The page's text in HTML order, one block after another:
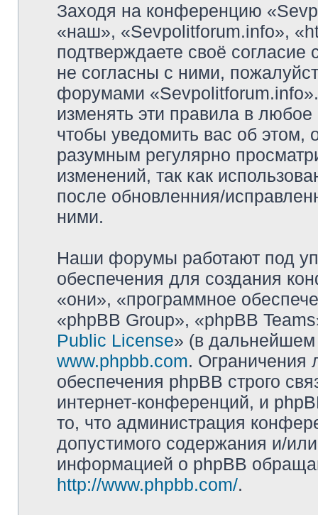
Заходя на конференцию
«наш», «Sevpolitforum.info»,
подтверждаете своё
не согласны с ними,
форумами
изменять эти правила в
чтобы уведомить вас об
разумным регулярно
изменений, так как
после обновленния/
ними.
Наши форумы работают под
обеспечения для создания
«они», «программное
«phpBB Group», «phpBB
Public License» (в дальнейшем
www.phpbb.com. Ограничения
обеспечения phpBB строго
интернет-конференций, и
то, что администрация
допустимого содержания и/
информацией о phpBB
http://www.phpbb.com/.